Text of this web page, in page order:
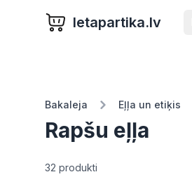
letapartika.lv
Bakaleja Eļļa un etiķis
Rapšu eļļa
32 produkti